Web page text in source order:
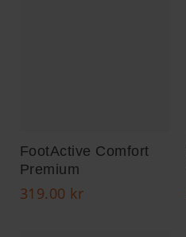
FootActive Comfort
Premium
319.00 kr